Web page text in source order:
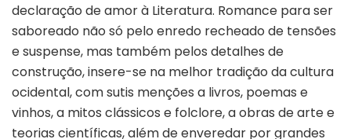
declaração de amor à Literatura. Romance para ser
saboreado não só pelo enredo recheado de tensões
e suspense, mas também pelos detalhes de
construção, insere-se na melhor tradição da cultura
ocidental, com sutis menções a livros, poemas e
vinhos, a mitos clássicos e folclore, a obras de arte e
teorias científicas, além de enveredar por grandes